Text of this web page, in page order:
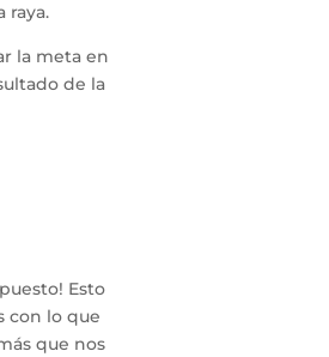
raya.
la meta en
de la
Esto
con lo que
que nos